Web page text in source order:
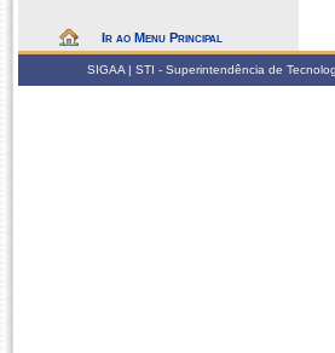
Ir ao Menu Principal
SIGAA | STI - Superintendência de